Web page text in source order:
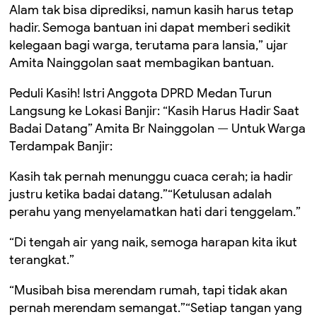
Alam tak bisa diprediksi, namun kasih harus tetap
hadir. Semoga bantuan ini dapat memberi sedikit
kelegaan bagi warga, terutama para lansia,” ujar
Amita Nainggolan saat membagikan bantuan.
Peduli Kasih! Istri Anggota DPRD Medan Turun
Langsung ke Lokasi Banjir: “Kasih Harus Hadir Saat
Badai Datang” Amita Br Nainggolan — Untuk Warga
Terdampak Banjir:
Kasih tak pernah menunggu cuaca cerah; ia hadir
justru ketika badai datang.”“Ketulusan adalah
perahu yang menyelamatkan hati dari tenggelam.”
“Di tengah air yang naik, semoga harapan kita ikut
terangkat.”
“Musibah bisa merendam rumah, tapi tidak akan
pernah merendam semangat.”“Setiap tangan yang